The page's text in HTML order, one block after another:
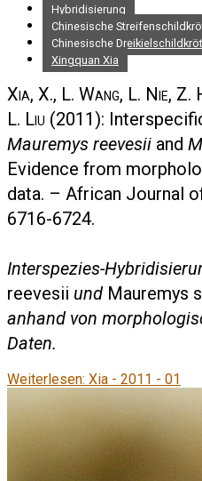
Hybridisierung
Chinesische
Chinesische
Xingquan Xia
Xia, X., L. Wang, L. Nie, Z.
L. Liu (2011):
Mauremys reevesii and
Evidence from
data. – African Journal
6716-6724.
Interspezies-
reevesii und Mauremys
anhand von
Daten.
Weiterlesen: Xia - 2011 - 01